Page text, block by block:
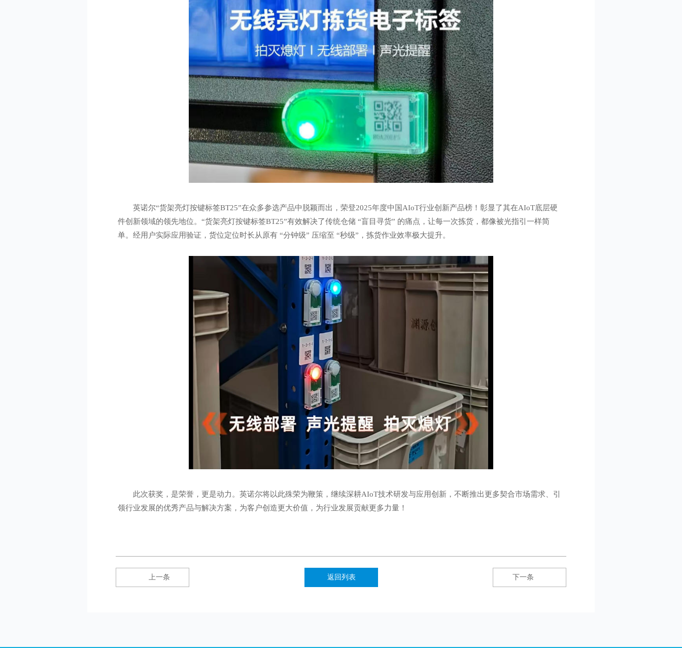
英诺尔“货架亮灯按键标签BT25”在众多参选产品中脱颖而出，荣登2025年度中国AIoT行业创新产品榜！彰显了其在AIoT底层硬
件创新领域的领先地位。“货架亮灯按键标签BT25”有效解决了传统仓储 “盲目寻货” 的痛点，让每一次拣货，都像被光指引一样简
单。经用户实际应用验证，货位定位时长从原有 “分钟级” 压缩至 “秒级”，拣货作业效率极大提升。
此次获奖，是荣誉，更是动力。英诺尔将以此殊荣为鞭策，继续深耕AIoT技术研发与应用创新，不断推出更多契合市场需求、引
领行业发展的优秀产品与解决方案，为客户创造更大价值，为行业发展贡献更多力量！
上一条 返回列表 下一条